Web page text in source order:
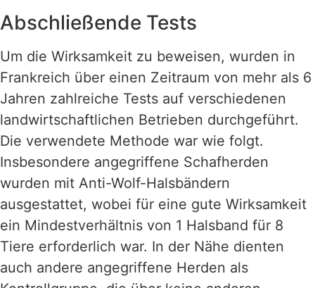
Abschließende Tests
Um die Wirksamkeit zu beweisen, wurden in
Frankreich über einen Zeitraum von mehr als 6
Jahren zahlreiche Tests auf verschiedenen
landwirtschaftlichen Betrieben durchgeführt.
Die verwendete Methode war wie folgt.
Insbesondere angegriffene Schafherden
wurden mit Anti-Wolf-Halsbändern
ausgestattet, wobei für eine gute Wirksamkeit
ein Mindestverhältnis von 1 Halsband für 8
Tiere erforderlich war. In der Nähe dienten
auch andere angegriffene Herden als